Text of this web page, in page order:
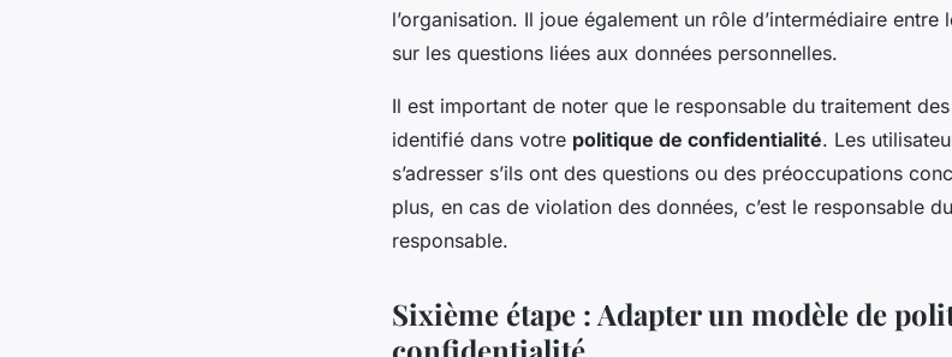
l’organisation. Il joue également un rôle d’intermédiaire entre
sur les questions liées aux données personnelles.
Il est important de noter que le responsable du traitement
identifié dans votre politique de confidentialité. Les
s’adresser s’ils ont des questions ou des préoccupations
plus, en cas de violation des données, c’est le responsable
responsable.
Sixième étape : Adapter un modèle de